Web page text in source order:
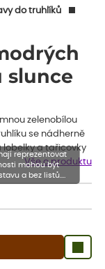
do truhlíků
slunce
zelenobílou
se nádherně
lobelky a tařicovky
Vše o produktu
reprezentovat
mohou být
a bez listů.
uvedená výška,